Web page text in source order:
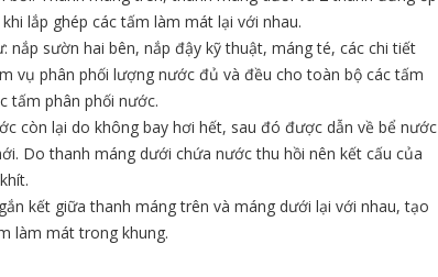
lắp ghép các tấm làm mát lại với nhau.
nắp sườn hai bên, nắp đậy kỹ thuật, máng té, các chi tiết
vụ phân phối lượng nước đủ và đều cho toàn bộ các tấm
tấm phân phối nước.
còn lại do không bay hơi hết, sau đó được dẫn về bể nước
Do thanh máng dưới chứa nước thu hồi nên kết cấu của
kết giữa thanh máng trên và máng dưới lại với nhau, tạo
làm mát trong khung.